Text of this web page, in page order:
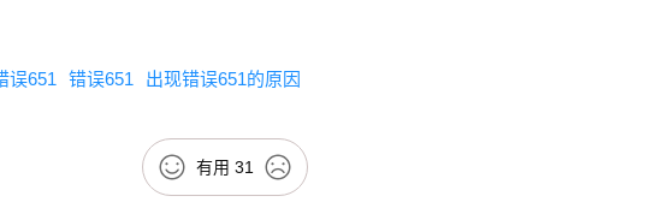
误651 错误651 出现错误651的原因
有用 31